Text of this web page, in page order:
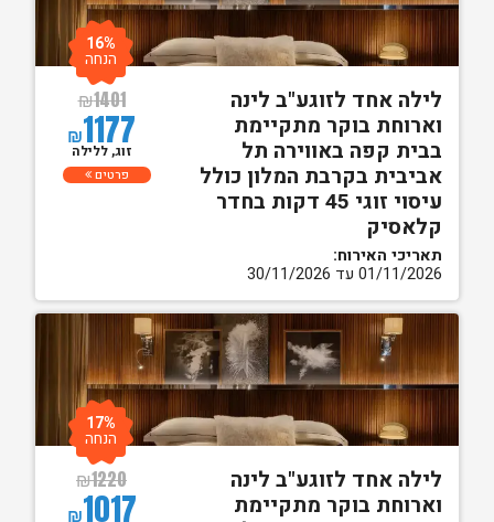
לילה אחד לזוגע"ב לינה
וארוחת בוקר מתקיימת
בבית קפה באווירה תל
אביבית בקרבת המלון כולל
עיסוי זוגי 45 דקות בחדר
קלאסיק
תאריכי האירוח:
01/11/2026 עד 30/11/2026
₪1401
₪1177
16%
הנחה
זוג, ללילה
פרטים
לילה אחד לזוגע"ב לינה
וארוחת בוקר מתקיימת
₪1220
₪1017
17%
הנחה